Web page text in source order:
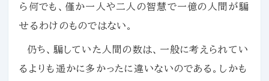
ら何でも、僅か一人や二人の智慧で一億の人間が騙
せるわけのものではない。
仍ち、騙していた人間の数は、一般に考えられてい
るよりも遥かに多かったに違いないのである。しかも